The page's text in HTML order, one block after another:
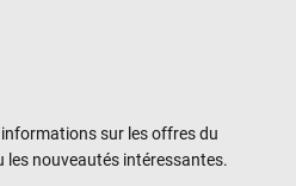
sur les offres du
les nouveautés intéressantes.